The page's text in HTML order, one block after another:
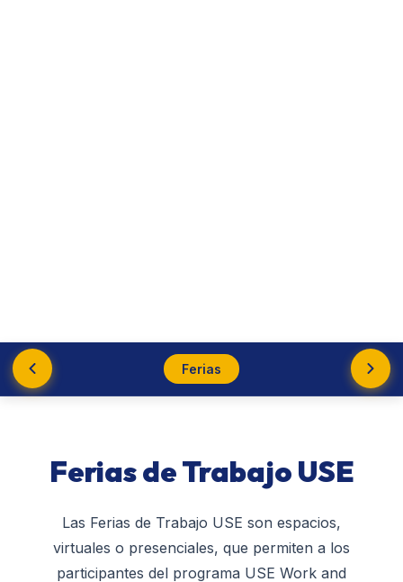
Ferias
Ferias de Trabajo USE
Las Ferias de Trabajo USE son espacios,
virtuales o presenciales, que permiten a los
participantes del programa USE Work and